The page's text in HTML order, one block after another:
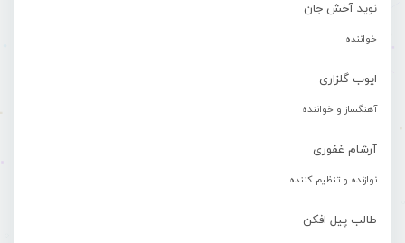
نوید آخش جان
خواننده
ایوب گلزاری
آهنگساز و خواننده
آرشام غفوری
نوازنده و تنظیم کننده
طالب پیل افکن